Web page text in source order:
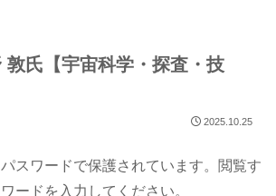
敦氏【宇宙科学・探査・技
2025.10.25
スワードで保護されています。閲覧す
ードを入力してください。